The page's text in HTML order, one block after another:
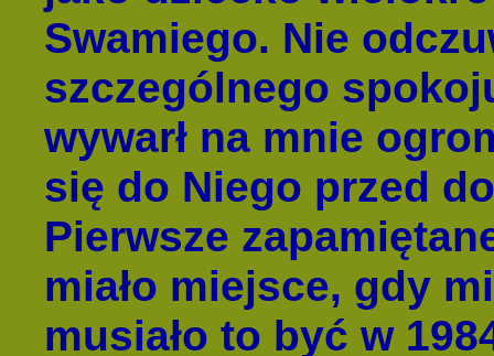
Swamiego. Nie
szczególnego
wywarł na mnie
się do Niego przed
Pierwsze
miało miejsce, gdy
musiało to być w